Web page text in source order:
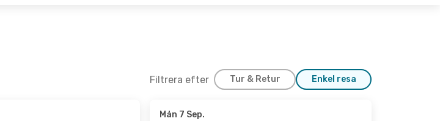
Filtrera efter Tur & Retur Enkel resa
Mån 7 Sep.